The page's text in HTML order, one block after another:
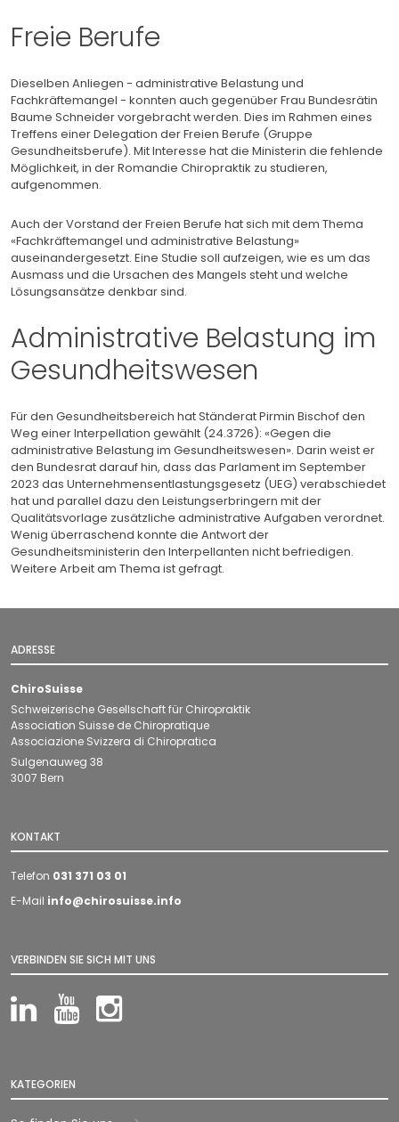
Freie Berufe
Dieselben Anliegen - administrative Belastung und
Fachkräftemangel - konnten auch gegenüber Frau Bundesrätin
Baume Schneider vorgebracht werden. Dies im Rahmen eines
Treffens einer Delegation der Freien Berufe (Gruppe
Gesundheitsberufe). Mit Interesse hat die Ministerin die fehlende
Möglichkeit, in der Romandie Chiropraktik zu studieren,
aufgenommen.
Auch der Vorstand der Freien Berufe hat sich mit dem Thema
«Fachkräftemangel und administrative Belastung»
auseinandergesetzt. Eine Studie soll aufzeigen, wie es um das
Ausmass und die Ursachen des Mangels steht und welche
Lösungsansätze denkbar sind.
Administrative Belastung im
Gesundheitswesen
Für den Gesundheitsbereich hat Ständerat Pirmin Bischof den
Weg einer Interpellation gewählt (24.3726): «Gegen die
administrative Belastung im Gesundheitswesen». Darin weist er
den Bundesrat darauf hin, dass das Parlament im September
2023 das Unternehmensentlastungsgesetz (UEG) verabschiedet
hat und parallel dazu den Leistungserbringern mit der
Qualitätsvorlage zusätzliche administrative Aufgaben verordnet.
Wenig überraschend konnte die Antwort der
Gesundheitsministerin den Interpellanten nicht befriedigen.
Weitere Arbeit am Thema ist gefragt.
ADRESSE
ChiroSuisse
Schweizerische Gesellschaft für Chiropraktik
Association Suisse de Chiropratique
Associazione Svizzera di Chiropratica
Sulgenauweg 38
3007 Bern
KONTAKT
Telefon 031 371 03 01
E-Mail info@chirosuisse.info
VERBINDEN SIE SICH MIT UNS
LinkedIn
YouTube
KATEGORIEN